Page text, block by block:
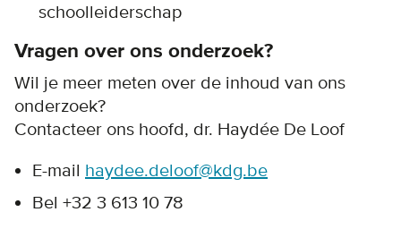
schoolleiderschap
Vragen over ons onderzoek?
Wil je meer meten over de inhoud van ons
onderzoek?
Contacteer ons hoofd, dr. Haydée De Loof
E-mail haydee.deloof@kdg.be
Bel +32 3 613 10 78